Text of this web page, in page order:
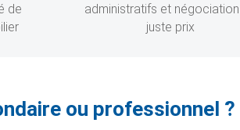
de
administratifs et
juste prix
ou professionnel ?